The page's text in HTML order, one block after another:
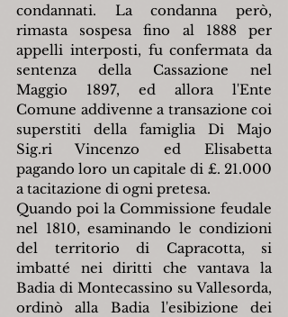
condannati. La condanna però,
rimasta sospesa fino al 1888 per
appelli interposti, fu confermata da
sentenza della Cassazione nel
Maggio 1897, ed allora l'Ente
Comune addivenne a transazione coi
superstiti della famiglia Di Majo
Sig.ri Vincenzo ed Elisabetta
pagando loro un capitale di £. 21.000
a tacitazione di ogni pretesa.
Quando poi la Commissione feudale
nel 1810, esaminando le condizioni
del territorio di Capracotta, si
imbatté nei diritti che vantava la
Badia di Montecassino su Vallesorda,
ordinò alla Badia l'esibizione dei